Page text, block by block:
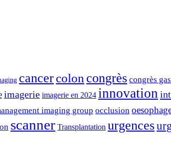
cancercolon congrès congrès
imagerie imagerie en 2024 innovation
imaging group occlusion
scanner Transplantation urgences